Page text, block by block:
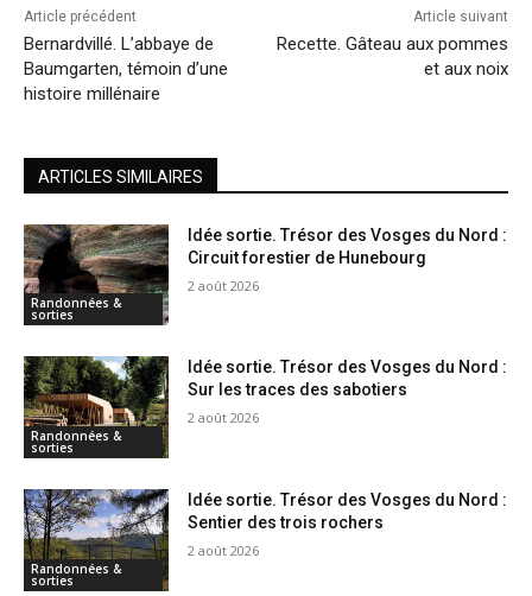
Article précédent
Bernardvillé. L’abbaye de
Baumgarten, témoin d’une
histoire millénaire
Article suivant
Recette. Gâteau aux pommes
et aux noix
ARTICLES SIMILAIRES
Randonnées &
sorties
Idée sortie. Trésor des Vosges du Nord :
Circuit forestier de Hunebourg
2 août 2026
Randonnées &
sorties
Idée sortie. Trésor des Vosges du Nord :
Sur les traces des sabotiers
2 août 2026
Randonnées &
sorties
Idée sortie. Trésor des Vosges du Nord :
Sentier des trois rochers
2 août 2026